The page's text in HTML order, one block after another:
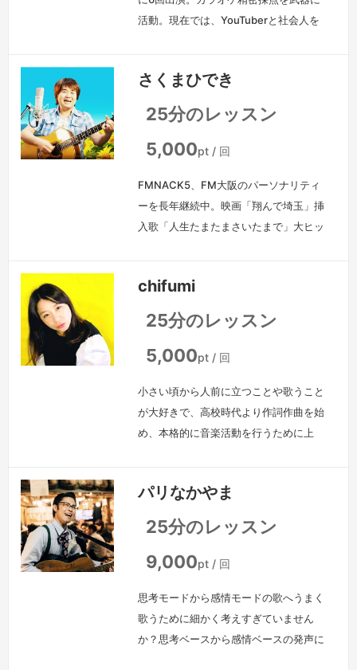
活動。現在では、YouTuberと社会人を
詞・作曲・編曲)は、テレビでも多数紹
介される。また、日本のみならず中国語
やインドネシアの曲を歌うことも多く、
ジャンルに縛られない価値観で生徒さん
の提案なども行う。法政大学卒業…続
きを見る »
さくまひでき
25分のレッスン
5,000pt / 回
FMNACK5、FM大阪のパーソナリティ
ーを長年継続中。映画「翔んで埼玉」挿
入歌「人生たまたまさいたまで」大ヒッ
ュージシャン、音響、照明、なんでもこ
なす元祖自前アーティスト。歌は心がそ
のまま写し出されるを、モットーに指導
していきます。
続きを見る »
chifumi
25分のレッスン
5,000pt / 回
小さい頃から人前に立つことや歌うこと
が大好きで、高校時代より作詞作曲を始
め、本格的に音楽活動を行うために上
JAM」に出演。約10年の活動ののち、
2014年よりボイストレーナーとしても
活動を開始。一緒に悩んで、一緒に挑戦
して、一緒にレッスンを作ることを大切
ターとして活動中。「Si…続きを見る »
パリなかやま
25分のレッスン
9,000pt / 回
思考モードから感情モードの歌へうまく
歌うために細かく考えすぎていません
か？思考ベースから感情ベースの発声に